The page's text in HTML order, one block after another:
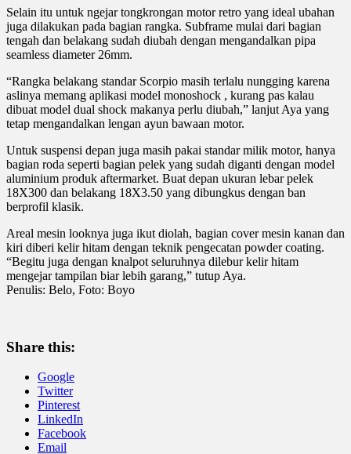
Selain itu untuk ngejar tongkrongan motor retro yang ideal ubahan
juga dilakukan pada bagian rangka. Subframe mulai dari bagian
tengah dan belakang sudah diubah dengan mengandalkan pipa
seamless diameter 26mm.
“Rangka belakang standar Scorpio masih terlalu nungging karena
aslinya memang aplikasi model monoshock , kurang pas kalau
dibuat model dual shock makanya perlu diubah,” lanjut Aya yang
tetap mengandalkan lengan ayun bawaan motor.
Untuk suspensi depan juga masih pakai standar milik motor, hanya
bagian roda seperti bagian pelek yang sudah diganti dengan model
aluminium produk aftermarket. Buat depan ukuran lebar pelek
18X300 dan belakang 18X3.50 yang dibungkus dengan ban
berprofil klasik.
Areal mesin looknya juga ikut diolah, bagian cover mesin kanan dan
kiri diberi kelir hitam dengan teknik pengecatan powder coating.
“Begitu juga dengan knalpot seluruhnya dilebur kelir hitam
mengejar tampilan biar lebih garang,” tutup Aya.
Penulis: Belo, Foto: Boyo
Share this:
Google
Twitter
Pinterest
LinkedIn
Facebook
Email